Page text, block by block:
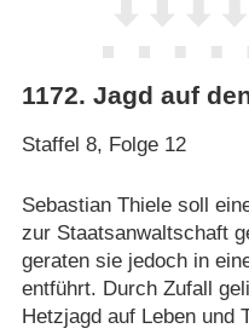
1172. Jagd auf
Staffel 8, Folge 12
Sebastian Thiele soll
zur Staatsanwaltschaft
geraten sie jedoch in
entführt. Durch Zufall
Hetzjagd auf Leben und